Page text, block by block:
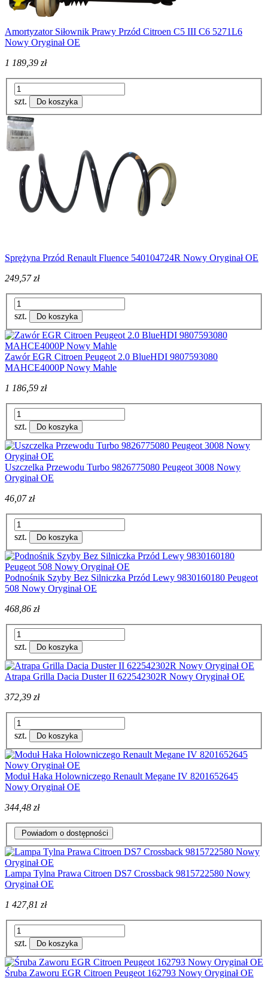
Amortyzator Siłownik Prawy Przód Citroen C5 III C6 5271L6
Nowy Oryginał OE
1 189,39 zł
szt. Do koszyka
Sprężyna Przód Renault Fluence 540104724R Nowy Oryginał OE
249,57 zł
szt. Do koszyka
Zawór EGR Citroen Peugeot 2.0 BlueHDI 9807593080
MAHCE4000P Nowy Mahle
1 186,59 zł
szt. Do koszyka
Uszczelka Przewodu Turbo 9826775080 Peugeot 3008 Nowy
Oryginał OE
46,07 zł
szt. Do koszyka
Podnośnik Szyby Bez Silniczka Przód Lewy 9830160180 Peugeot
508 Nowy Oryginał OE
468,86 zł
szt. Do koszyka
Atrapa Grilla Dacia Duster II 622542302R Nowy Oryginał OE
372,39 zł
szt. Do koszyka
Moduł Haka Holowniczego Renault Megane IV 8201652645
Nowy Oryginał OE
344,48 zł
Powiadom o dostępności
Lampa Tylna Prawa Citroen DS7 Crossback 9815722580 Nowy
Oryginał OE
1 427,81 zł
szt. Do koszyka
Śruba Zaworu EGR Citroen Peugeot 162793 Nowy Oryginał OE